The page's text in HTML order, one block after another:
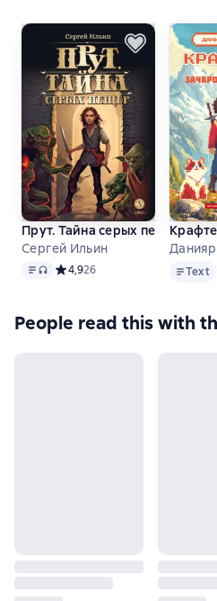
Прут. Тайна серых пещер
Сергей Ильин
Text, audio format available
Средний рейтинг 4,9 на
4,926 TextText
People read this with